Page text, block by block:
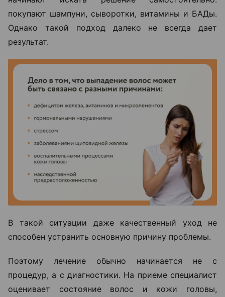
покупают шампуни, сыворотки, витамины и БАДы.
Однако такой подход далеко не всегда дает
результат.
В такой ситуации даже качественный уход не
способен устранить основную причину проблемы.
Поэтому лечение обычно начинается не с
процедур, а с диагностики. На приеме специалист
оценивает состояние волос и кожи головы,